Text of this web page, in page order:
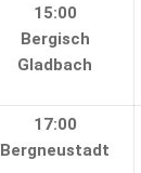
15:00
Bergisch
Gladbach
17:00
Bergneustadt